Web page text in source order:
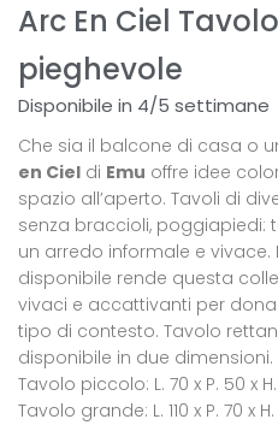
Arc En Ciel
pieghevole
Disponibile in 4/5 settimane
Che sia il balcone di casa o
en Ciel di Emu offre idee
spazio all’aperto. Tavoli di
senza braccioli, poggiapiedi:
un arredo informale e
disponibile rende questa
vivaci e accattivanti per
tipo di contesto. Tavolo
disponibile in due dimensioni.
Tavolo piccolo: L. 70 x P. 50 x
Tavolo grande: L. 110 x P. 70 x